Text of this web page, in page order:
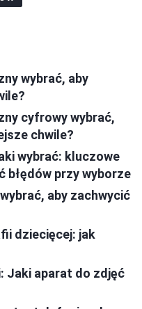
wybrać, aby
cyfrowy wybrać,
chwile?
wybrać: kluczowe
błędów przy wyborze
aby zachwycić
dziecięcej: jak
Jaki aparat do zdjęć